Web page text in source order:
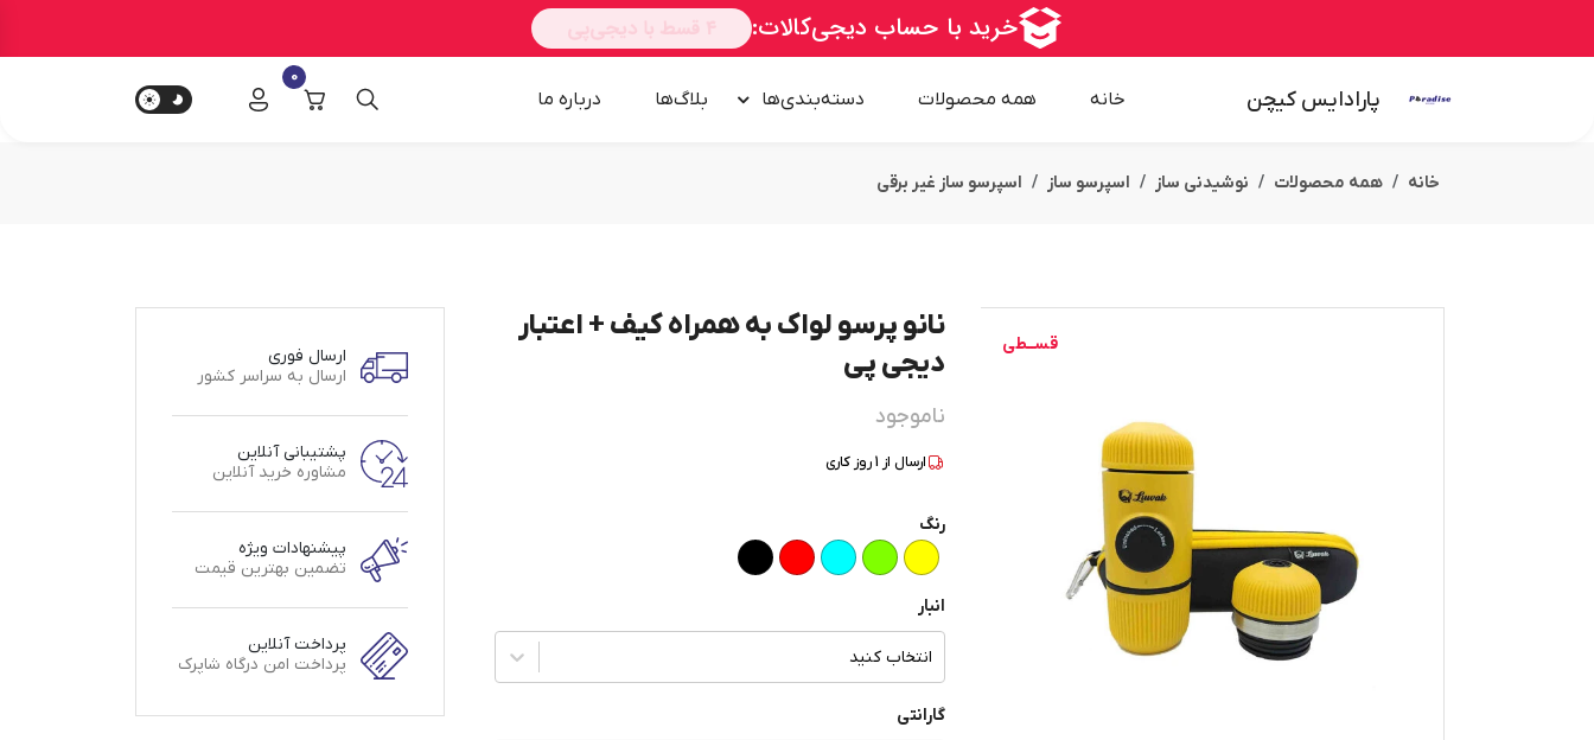
پارادایس کیچن خانه همه محصولات دسته‌بندی‌ها بلاگ‌ها درباره‌ ما
0
خانه همه محصولات نوشیدنی ساز اسپرسو ساز اسپرسو ساز غیر برقی
نانو پرسو لواک به همراه کیف + اعتبار
دیجی پی
ناموجود
ارسال از 1روز کاری
رنگ
انبار
انتخاب کنید
گارانتی
ارسال فوری
ارسال به سراسر کشور
پشتیبانی آنلاین
مشاوره خرید آنلاین
پیشنهادات ویژه
تضمین بهترین قیمت
پرداخت آنلاین
پرداخت امن درگاه شاپرک